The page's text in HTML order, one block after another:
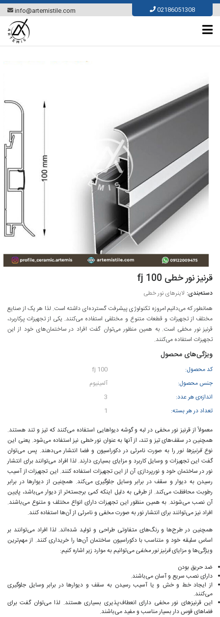
Skip
to
content
info@artemistile.com 02186051308
قرنیز نور خطی fj 100
لاینرهای نور خطی
همانطور که می‌دانیم امروزه تکنولوژی پیشرفت گسترده‌ای داشته است. لذا هر یک از صنایع
مختلف از تجهیزات و قطعات متنوع و مختلفی استفاده می‌کنند. یکی از تجهیزات پرکاربرد،
قرنیز نور مخفی است. به همین منظور می‌توان گفت افراد در ساختمان‌های خود از این
تجهیزات استفاده می‌کنند.
ویژگی‌های محصول
کد محصول:
fj 100
جنس محصول:
آلمینیوم
اندازه‌ی هر عدد:
3
تعداد در هر بسته:
1
معمولاً از قرنیز نور مخفی در لبه و گوشه دیواهایی استفاده می‌کنند که تیز و تند هستند.
همچنین در سقف‌های تیز و تند، از آنها به عنوان نور خطی نیز استفاده می‌شود. یعنی این
نوعقرنیزها نوررا به صورت نامرئی در دکوراسیون و فضا انتشار می‌دهند. پس می‌توان
گفت این تجهیزات و وسایل کاربرد و مزایای بسیاری دارند. لذا افراد می‌توانند برای انتشار
نور در ساختمان خود و نورپردازی آن از این تجهیزات استفاده کنند. این تجهیزات از آسیب
رسیدن به دیوار و سقف در برابر وسایل جلوگیری می‌کند. همچنین از دیوارها در برابر
رطوبت محافظت می‌کند. از طرفی به دلیل اینکه کمی برجسته‌تر از دیوار می‌باشد، پایین
آن نصب می‌شوند. به همین منظور این تجهیزات دارای انواع مختلف و متنوع می‌باشند.
افراد نیز می‌توانند برای انتشار نور به صورت مخفی و نامرئی از آن‌ها استفاده کنند.
همچنین در طرح‌ها و رنگ‌های متفاوتی طراحی و تولید شده‌اند. لذا افراد می‌توانند بر
اساس سلیقه خود و متناسب با دکوراسیون ساختمان آن‌ها را خریداری کنند. از مهم‌ترین
ویژگی‌ها و مزایایقرنیز نور مخفیمی‌توانیم به موارد زیر اشاره کنیم:
ضد حریق بودن
دارای نصب سریع و آسان می‌باشند.
از ایجاد خط و خش و یا آسیب رسیدن به سقف و دیوارها در برابر وسایل جلوگیری
می‌کنند.
این قرنیزهای نور مخفی دارای انعطاف‌پذیری بسیاری هستند. لذا می‌توان گفت برای
فضاهای قوس دار بسیار مناسب و مفید می‌باشند.